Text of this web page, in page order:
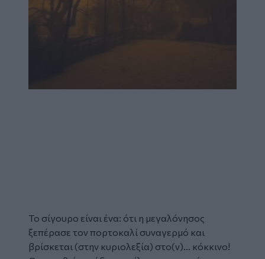
Το σίγουρο είναι ένα: ότι η μεγαλόνησος
ξεπέρασε τον πορτοκαλί συναγερμό και
βρίσκεται (στην κυριολεξία) στο(ν)… κόκκινο!